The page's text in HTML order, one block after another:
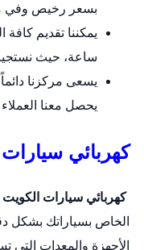
بسعر رخيص وفي
يمكننا تقديم
ساعة، حيث
يسعى مركزنا
يحصل معنا
كهربائي
كهربائي سيارات الكويت
الخاص بسياراتك بشكل
الأجهزة والمعدات